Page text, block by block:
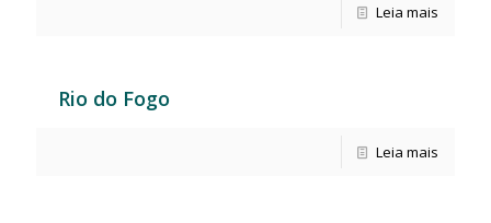
Leia mais
Rio do Fogo
Leia mais